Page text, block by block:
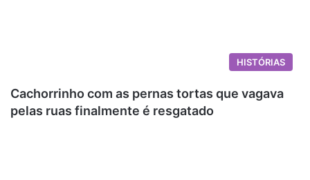
HISTÓRIAS
Cachorrinho com as pernas tortas que vagava
pelas ruas finalmente é resgatado